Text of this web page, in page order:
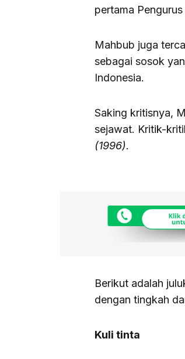
pertama
Mahbub juga
sebagai sosok
Indonesia.
Saking kritisnya,
sejawat. Kritik-
(1996).
Berikut adalah
dengan tingkah
Kuli tinta